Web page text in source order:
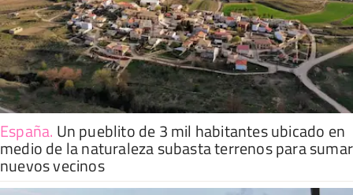
España. Un pueblito de 3 mil habitantes ubicado en
medio de la naturaleza subasta terrenos para sumar
nuevos vecinos